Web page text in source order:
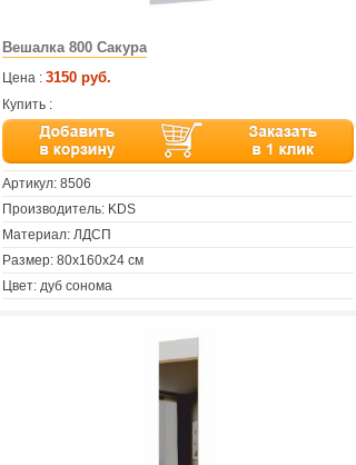
Вешалка 800 Сакура
Цена : 3150 руб.
Купить :
Артикул: 8506
Производитель: KDS
Материал: ЛДСП
Размер: 80х160х24 см
Цвет: дуб сонома